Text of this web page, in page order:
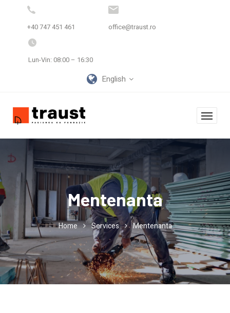
+40 747 451 461 office@traust.ro
Lun-Vin: 08:00 – 16:30
English
Mentenanta
Home Services Mentenanta